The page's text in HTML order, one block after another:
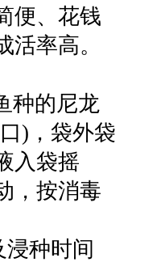
便、花钱
活率高。
的尼龙
)，袋外袋
入袋摇
，按消毒
种时间